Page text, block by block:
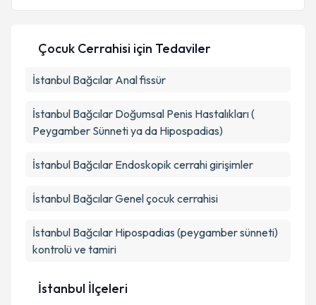
Çocuk Cerrahisi için Tedaviler
İstanbul Bağcılar Anal fissür
İstanbul Bağcılar Doğumsal Penis Hastalıkları (
Peygamber Sünneti ya da Hipospadias)
İstanbul Bağcılar Endoskopik cerrahi girişimler
İstanbul Bağcılar Genel çocuk cerrahisi
İstanbul Bağcılar Hipospadias (peygamber sünneti)
kontrolü ve tamiri
İstanbul İlçeleri